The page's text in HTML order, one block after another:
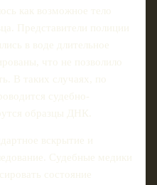
как возможное тело
Представители полиции
в воде длительное
что не позволило
В таких случаях, по
судебно-
образцы ДНК.
вскрытие и
Судебные медики
состояние